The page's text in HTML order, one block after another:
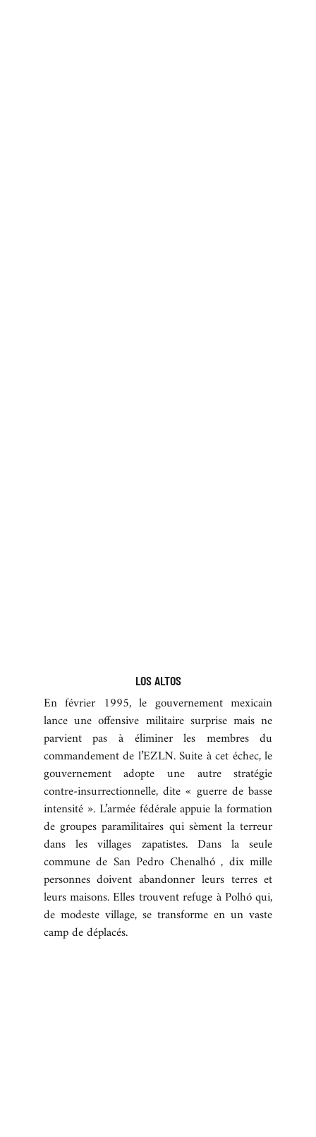
LOS ALTOS
En février 1995, le gouvernement mexicain
lance une offensive militaire surprise mais ne
parvient pas à éliminer les membres du
commandement de l’EZLN. Suite à cet échec, le
gouvernement adopte une autre stratégie
contre-insurrectionnelle, dite « guerre de basse
intensité ». L’armée fédérale appuie la formation
de groupes paramilitaires qui sèment la terreur
dans les villages zapatistes. Dans la seule
commune de San Pedro Chenalhó , dix mille
personnes doivent abandonner leurs terres et
leurs maisons. Elles trouvent refuge à Polhó qui,
de modeste village, se transforme en un vaste
camp de déplacés.